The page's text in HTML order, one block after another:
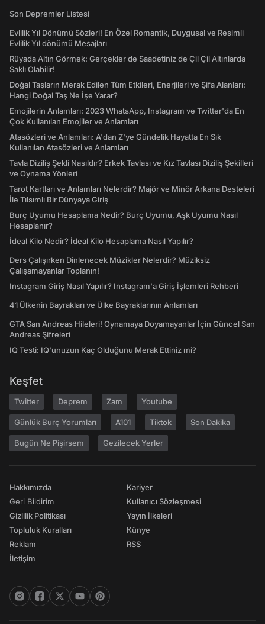
Son Depremler Listesi
Evlilik Yıl Dönümü Sözleri! En Özel Romantik, Duygusal ve Resimli
Evlilik Yıl dönümü Mesajları
Rüyada Altın Görmek: Gerçekler de Saadetiniz de Çil Çil Altınlarda
Saklı Olabilir!
Doğal Taşların Merak Edilen Tüm Etkileri, Enerjileri ve Şifa Alanları:
Hangi Doğal Taş Ne İşe Yarar?
Emojilerin Anlamları: 2023 WhatsApp, Instagram ve Twitter'da En
Çok Kullanılan Emojiler ve Anlamları
Atasözleri ve Anlamları: A'dan Z'ye Gündelik Hayatta En Sık
Kullanılan Atasözleri ve Anlamları
Tavla Diziliş Şekli Nasıldır? Erkek Tavlası ve Kız Tavlası Diziliş Şekilleri
ve Oynama Yönleri
Tarot Kartları ve Anlamları Nelerdir? Majör ve Minör Arkana Desteleri
İle Tılsımlı Bir Dünyaya Giriş
Burç Uyumu Hesaplama Nedir? Burç Uyumu, Aşk Uyumu Nasıl
Hesaplanır?
İdeal Kilo Nedir? İdeal Kilo Hesaplama Nasıl Yapılır?
Ders Çalışırken Dinlenecek Müzikler Nelerdir? Müziksiz
Çalışamayanlar Toplanın!
Instagram Giriş Nasıl Yapılır? Instagram'a Giriş İşlemleri Rehberi
41 Ülkenin Bayrakları ve Ülke Bayraklarının Anlamları
GTA San Andreas Hileleri! Oynamaya Doyamayanlar İçin Güncel San
Andreas Şifreleri
IQ Testi: IQ'unuzun Kaç Olduğunu Merak Ettiniz mi?
Keşfet
Twitter Deprem Zam Youtube
Günlük Burç Yorumları A101 Tiktok Son Dakika
Bugün Ne Pişirsem Gezilecek Yerler
Hakkımızda
Geri Bildirim
Gizlilik Politikası
Topluluk Kuralları
Reklam
İletişim
Kariyer
Kullanıcı Sözleşmesi
Yayın İlkeleri
Künye
RSS